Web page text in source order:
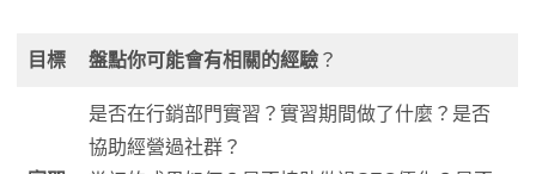
目標 盤點你可能會有相關的經驗 ？
是否在行銷部門實習？實習期間做了什麼？是否
協助經營過社群？